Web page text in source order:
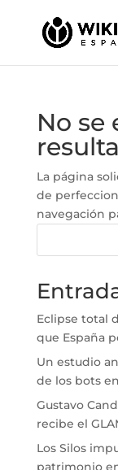
No se
La página
de
navegación
Eclipse total
que España
Un estudio
de los bots
Gustavo
recibe el
Los Silos
patrimonio